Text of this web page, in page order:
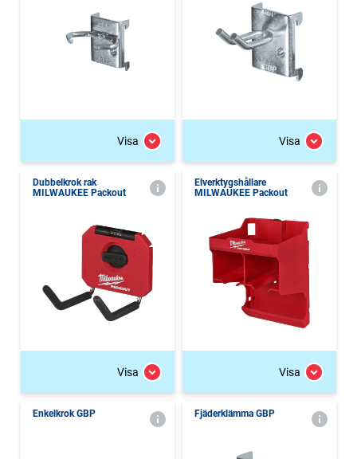
Visa Visa
Dubbelkrok rak
MILWAUKEE Packout
Visa
Elverktygshållare
MILWAUKEE Packout
Visa
Enkelkrok GBP Fjäderklämma GBP